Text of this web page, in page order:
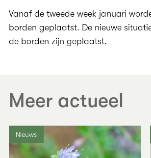
Vanaf de tweede week januari
borden geplaatst. De nieuwe
de borden zijn geplaatst.
Meer actueel
Nieuws